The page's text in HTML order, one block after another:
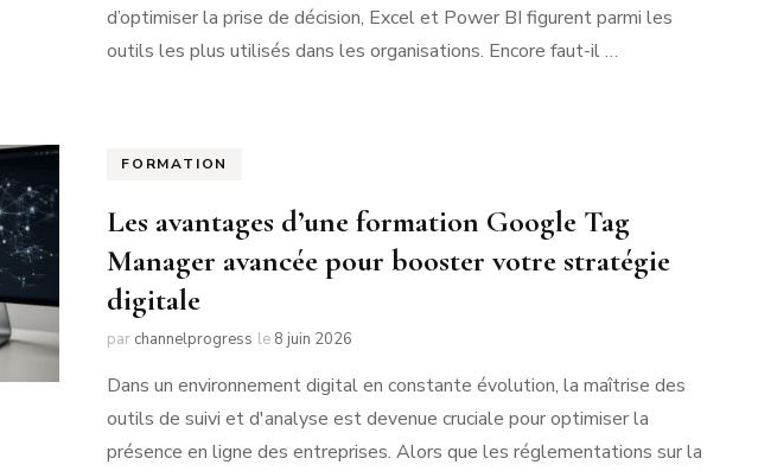
d’optimiser la prise de décision, Excel et Power BI figurent parmi les
outils les plus utilisés dans les organisations. Encore faut-il …
FORMATION
Les avantages d’une formation Google Tag
Manager avancée pour booster votre stratégie
digitale
par channelprogress le 8 juin 2026
Dans un environnement digital en constante évolution, la maîtrise des
outils de suivi et d'analyse est devenue cruciale pour optimiser la
présence en ligne des entreprises. Alors que les réglementations sur la